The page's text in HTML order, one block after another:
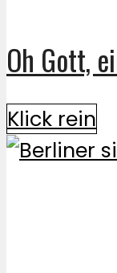
Oh Gott,
Klick rein